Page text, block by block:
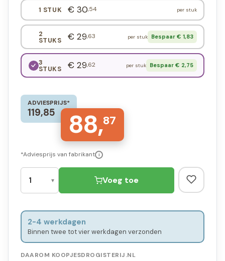
1 STUK € 30,54 per stuk
2
STUKS € 29,63 per stuk Bespaar € 1,83
3
STUKS € 29,62 per stuk Bespaar € 2,75
ADVIESPRIJS*
119,85 88,87
*Adviesprijs van fabrikant i
Voeg toe
2-4 werkdagen
Binnen twee tot vier werkdagen verzonden
DAAROM KOOPJESDROGISTERIJ.NL